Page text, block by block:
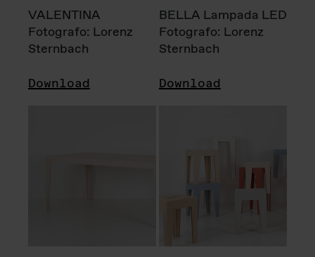
VALENTINA
Fotografo: Lorenz
Sternbach
Download
BELLA Lampada LED
Fotografo: Lorenz
Sternbach
Download